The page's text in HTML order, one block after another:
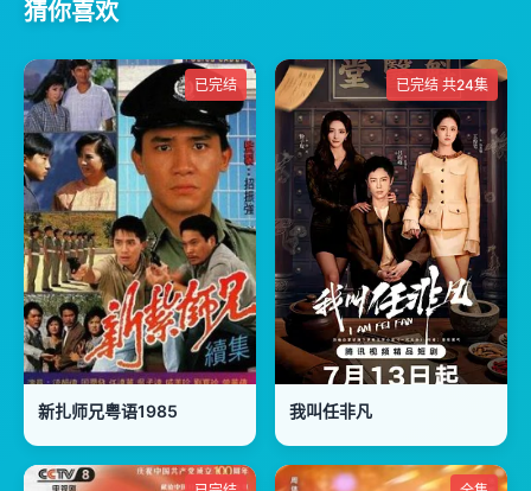
猜你喜欢
已完结
新扎师兄粤语1985
已完结 共24集
我叫任非凡